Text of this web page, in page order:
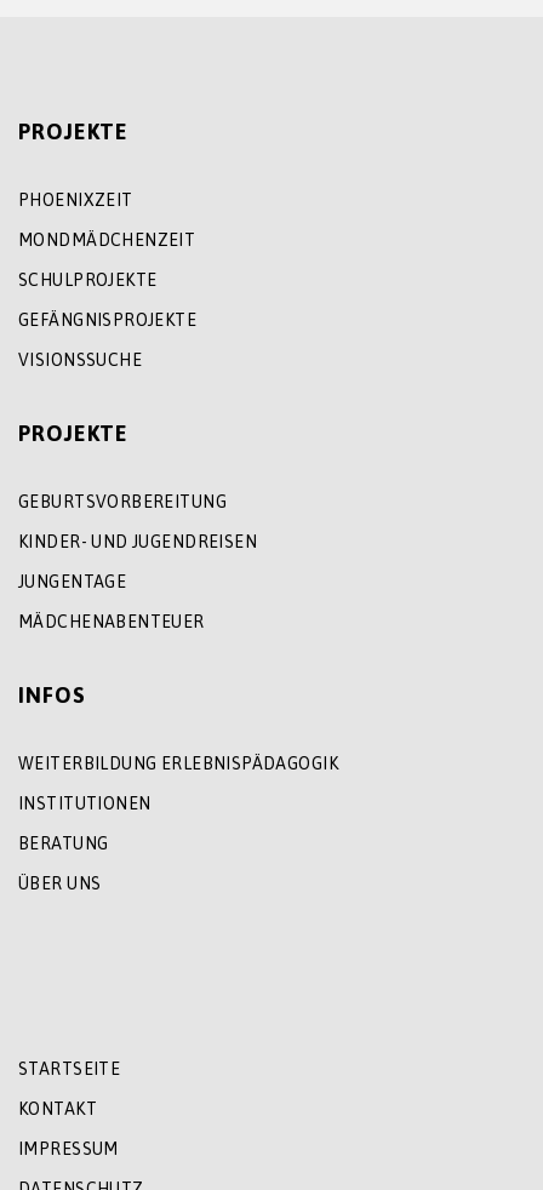
PROJEKTE
PHOENIXZEIT
MONDMÄDCHENZEIT
SCHULPROJEKTE
GEFÄNGNISPROJEKTE
VISIONSSUCHE
PROJEKTE
GEBURTSVORBEREITUNG
KINDER- UND JUGENDREISEN
JUNGENTAGE
MÄDCHENABENTEUER
INFOS
WEITERBILDUNG ERLEBNISPÄDAGOGIK
INSTITUTIONEN
BERATUNG
ÜBER UNS
STARTSEITE
KONTAKT
IMPRESSUM